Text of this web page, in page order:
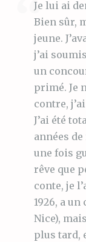
Je lui ai
Bien sûr,
jeune.
j’ai
un
primé. Je
contre,
J’ai été
années de
une fois
rêve que
conte, je
1926, a
Nice),
plus tard,